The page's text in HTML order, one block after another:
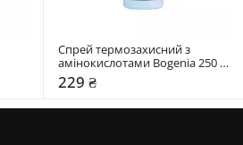
Спрей термозахисний з
амінокислотами Bogenia 250
мл
229 ₴